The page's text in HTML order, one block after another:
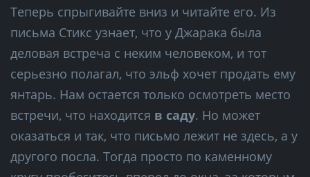
Теперь спрыгивайте вниз и читайте его. Из
письма Стикс узнает, что у Джарака была
деловая встреча с неким человеком, и тот
серьезно полагал, что эльф хочет продать ему
янтарь. Нам остается только осмотреть место
встречи, что находится в саду. Но может
оказаться и так, что письмо лежит не здесь, а у
другого посла. Тогда просто по каменному